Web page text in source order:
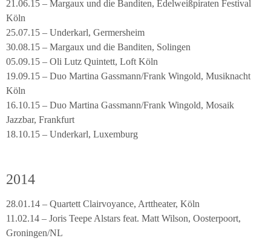
21.06.15 – Margaux und die Banditen, Edelweißpiraten Festival
Köln
25.07.15 – Underkarl, Germersheim
30.08.15 – Margaux und die Banditen, Solingen
05.09.15 – Oli Lutz Quintett, Loft Köln
19.09.15 – Duo Martina Gassmann/Frank Wingold, Musiknacht
Köln
16.10.15 – Duo Martina Gassmann/Frank Wingold, Mosaik
Jazzbar, Frankfurt
18.10.15 – Underkarl, Luxemburg
2014
28.01.14 – Quartett Clairvoyance, Arttheater, Köln
11.02.14 – Joris Teepe Alstars feat. Matt Wilson, Oosterpoort,
Groningen/NL